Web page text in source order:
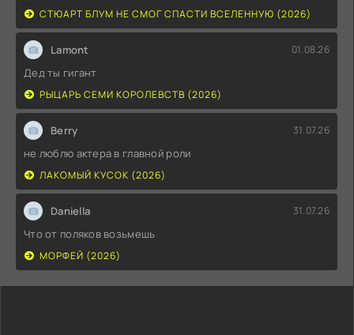
СТЮАРТ БЛУМ НЕ СМОГ СПАСТИ ВСЕЛЕННУЮ (2026)
Lamont 01.08.26
Дед ты гигант
РЫЦАРЬ СЕМИ КОРОЛЕВСТВ (2026)
Berry 31.07.26
не люблю актера в главной роли
ЛАКОМЫЙ КУСОК (2026)
Daniella 31.07.26
Что от поляков возьмешь
МОРФЕЙ (2026)